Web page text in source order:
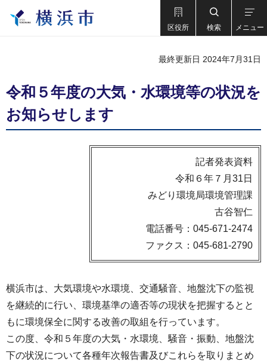
区役所 検索 メニュー
最終更新日 2024年7月31日
令和５年度の大気・水環境等の状況を
お知らせします
記者発表資料
令和６年７月31日
みどり環境局環境管理課
古谷智仁
電話番号：045-671-2474
ファクス：045-681-2790
横浜市は、大気環境や水環境、交通騒音、地盤沈下の監視
を継続的に行い、環境基準の適否等の現状を把握するとと
もに環境保全に関する改善の取組を行っています。
この度、令和５年度の大気・水環境、騒音・振動、地盤沈
下の状況について各種年次報告書及びこれらを取りまとめ